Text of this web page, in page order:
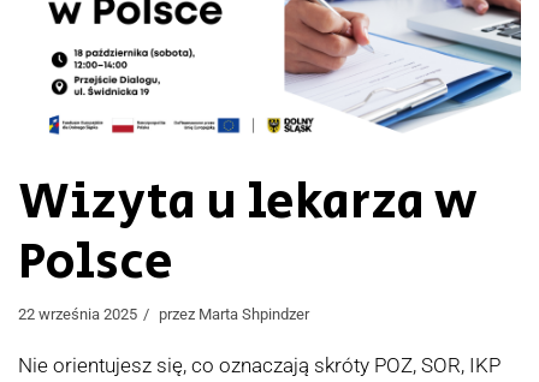
Wizyta u lekarza w
Polsce
22 września 2025 przez Marta Shpindzer
Nie orientujesz się, co oznaczają skróty POZ, SOR, IKP